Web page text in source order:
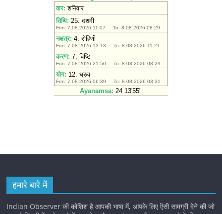
हमारे बारे में
Indian Observer की कोशिश है आपकी भाषा में, आपके लिए ऎसी सामग्री देने की जो